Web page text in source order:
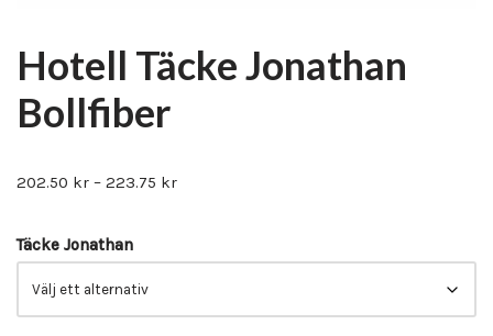
Hotell Täcke Jonathan
Bollfiber
202.50 kr – 223.75 kr
Täcke Jonathan